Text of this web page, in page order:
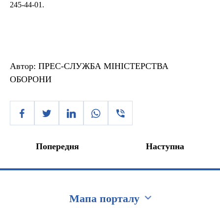
245-44-01.
Автор: ПРЕС-СЛУЖБА МІНІСТЕРСТВА
ОБОРОНИ
Попередня Наступна
Мапа порталу